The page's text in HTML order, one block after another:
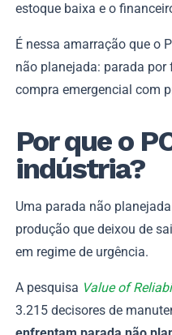
estoque baixa e o
É nessa amarração que o
não planejada: parada por
compra emergencial com
Por que o
indústria?
Uma parada não
produção que deixou de
em regime de urgência.
A pesquisa Value of
3.215 decisores de